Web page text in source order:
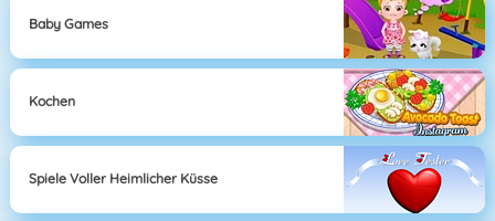
Baby Games
Kochen
Spiele Voller Heimlicher Küsse